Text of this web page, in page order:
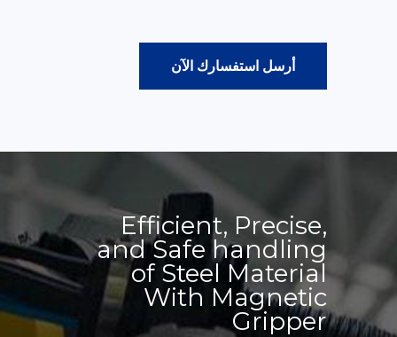
أرسل استفسارك الآن
Efficient, Precise,
and Safe handling
of Steel Material
With Magnetic
Gripper